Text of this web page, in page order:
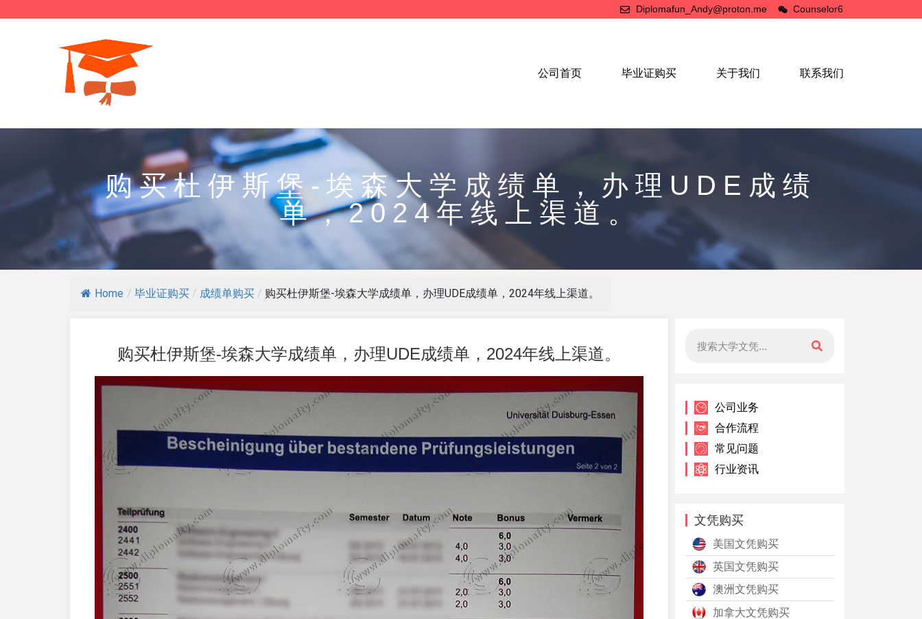
Diplomafun_Andy@proton.me Counselor6
公司首页 毕业证购买 关于我们 联系我们
购买杜伊斯堡-埃森大学成绩单，办理UDE成绩
单，2024年线上渠道。
Home / 毕业证购买 / 成绩单购买 / 购买杜伊斯堡-埃森大学成绩单，办理UDE成绩单，2024年线上渠道。
购买杜伊斯堡-埃森大学成绩单，办理UDE成绩单，2024年线上渠道。
公司业务
合作流程
常见问题
行业资讯
文凭购买
美国文凭购买
英国文凭购买
澳洲文凭购买
加拿大文凭购买